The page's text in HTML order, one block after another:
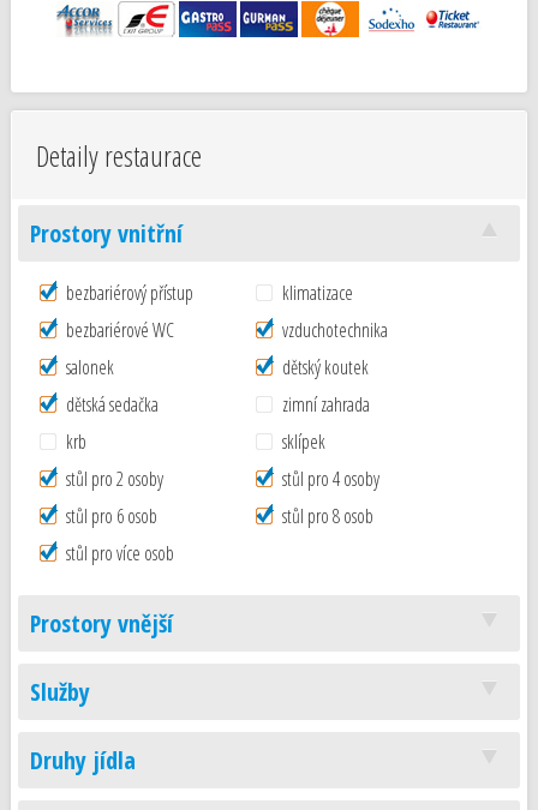
Detaily restaurace
Prostory vnitřní
bezbariérový přístup
klimatizace
bezbariérové WC
vzduchotechnika
salonek
dětský koutek
dětská sedačka
zimní zahrada
krb
sklípek
stůl pro 2 osoby
stůl pro 4 osoby
stůl pro 6 osob
stůl pro 8 osob
stůl pro více osob
Prostory vnější
Služby
Druhy jídla